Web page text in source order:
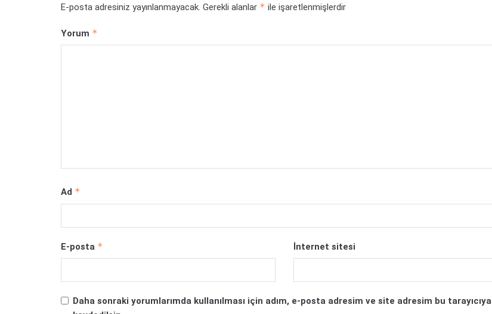
E-posta adresiniz yayınlanmayacak. Gerekli alanlar * ile işaretlenmişlerdir
Yorum *
Ad *
E-posta * İnternet sitesi
Daha sonraki yorumlarımda kullanılması için adım, e-posta adresim ve site adresim bu tarayıcıya